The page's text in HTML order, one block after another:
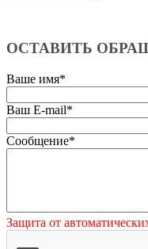
ОСТАВИТЬ
Ваше имя*
Ваш E-mail*
Сообщение*
Защита от